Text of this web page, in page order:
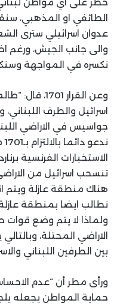
الطائفي او المذهبي،
عدوان اسرائيلي سترى
والى جانب الجيش، ورغم
نكسره في المواجهة
اسرائيل والطرف
جواسيس في الاراضي
تنسحب اسرائيل من
هناك منطقة عازلة ويتم
نطالب ايضا بمنطقة
ولماذا لا يتم وضع قوات
بين الطرفين اللبناني
ورأى مطر أن “عدم
حماية المواطن يجعله